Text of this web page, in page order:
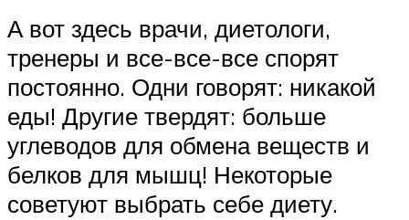
А вот здесь врачи, диетологи,
тренеры и все-все-все спорят
постоянно. Одни говорят: никакой
еды! Другие твердят: больше
углеводов для обмена веществ и
белков для мышц! Некоторые
советуют выбрать себе диету.